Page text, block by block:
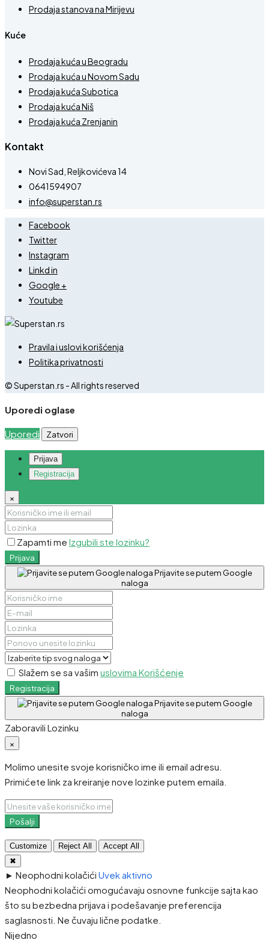
Prodaja stanova na Mirijevu
Kuće
Prodaja kuća u Beogradu
Prodaja kuća u Novom Sadu
Prodaja kuća Subotica
Prodaja kuća Niš
Prodaja kuća Zrenjanin
Kontakt
Novi Sad, Reljkovićeva 14
0641594907
info@superstan.rs
Facebook
Twitter
Instagram
Linkd in
Google +
Youtube
Pravila i uslovi korišćenja
Politika privatnosti
© Superstan.rs - All rights reserved
Uporedi oglase
Uporedi Zatvori
Prijava
Registracija
×
Zapamti me Izgubili ste lozinku?
Prijava
Prijavite se putem Google
naloga
Slažem se sa vašim uslovima Korišćenje
Registracija
Prijavite se putem Google
naloga
Zaboravili Lozinku
×
Molimo unesite svoje korisničko ime ili email adresu.
Primićete link za kreiranje nove lozinke putem emaila.
Pošalji
Customize Reject All
Accept All
✖
► Neophodni kolačići Uvek aktivno
Neophodni kolačići omogućavaju osnovne funkcije sajta kao
što su bezbedna prijava i podešavanje preferencija
saglasnosti. Ne čuvaju lične podatke.
Nijedno